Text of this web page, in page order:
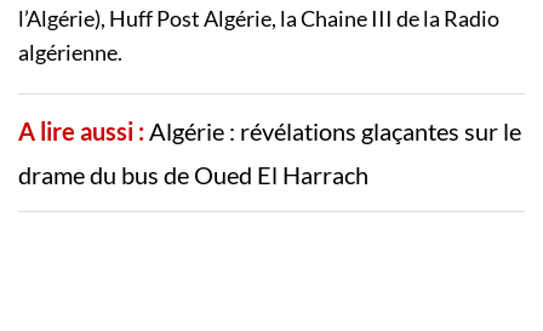
l’Algérie), Huff Post Algérie, la Chaine III de la Radio
algérienne.
A lire aussi :Algérie : révélations glaçantes sur le
drame du bus de Oued El Harrach